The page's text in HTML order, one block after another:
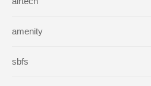
amenity
sbfs